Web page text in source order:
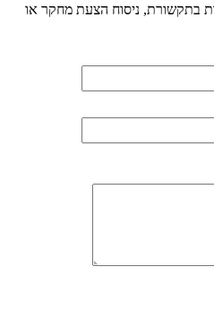
בתקשורת, ניסוח הצעת מחקר או